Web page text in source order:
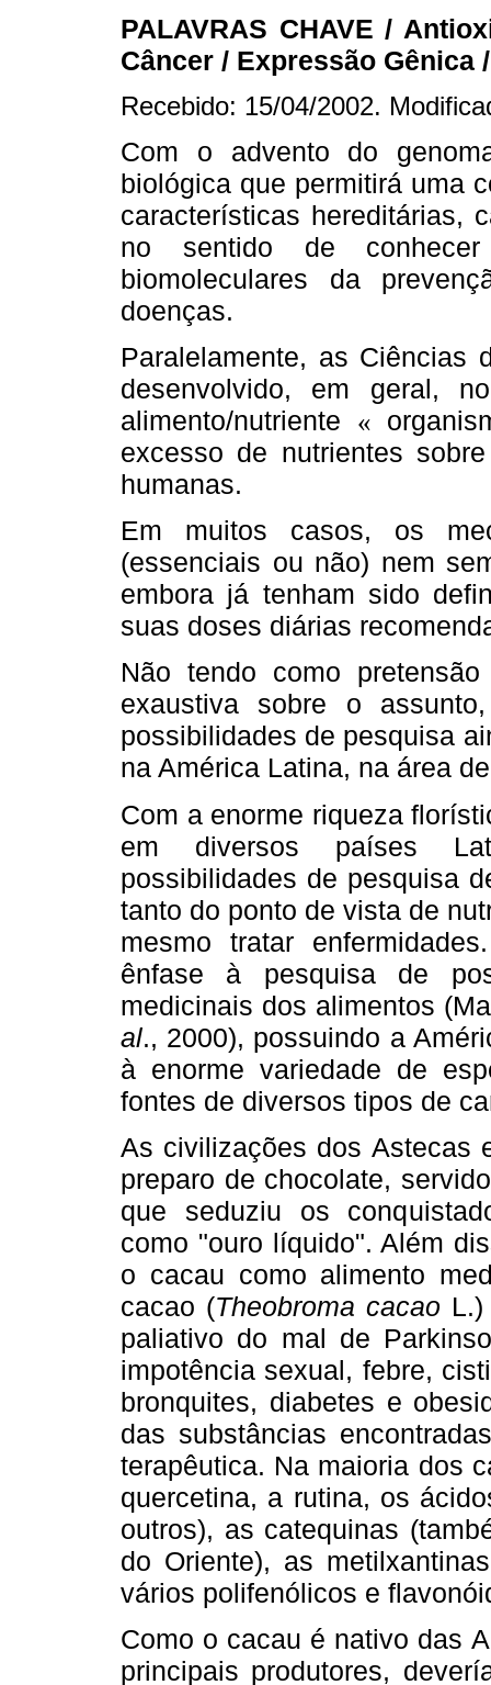
PALAVRAS CHAVE /
Câncer / Expressão Gênica
Recebido: 15/04/2002.
Com o advento do
biológica que permitirá uma
características hereditárias,
no sentido de
biomoleculares da
doenças.
Paralelamente, as Ciências
desenvolvido, em geral,
alimento/nutriente «
excesso de nutrientes
humanas.
Em muitos casos, os
(essenciais ou não) nem
embora já tenham sido
suas doses diárias
Não tendo como
exaustiva sobre o
possibilidades de pesquisa
na América Latina, na área
Com a enorme riqueza
em diversos países
possibilidades de pesquisa
tanto do ponto de vista de
mesmo tratar
ênfase à pesquisa de
medicinais dos alimentos
al., 2000), possuindo a
à enorme variedade de
fontes de diversos tipos de
As civilizações dos Astecas
preparo de chocolate,
que seduziu os
como "ouro líquido". Além
o cacau como alimento
cacao (Theobroma cacao
paliativo do mal de
impotência sexual, febre,
bronquites, diabetes e
das substâncias
terapêutica. Na maioria dos
quercetina, a rutina, os
outros), as catequinas
do Oriente), as
vários polifenólicos e
Como o cacau é nativo das
principais produtores,